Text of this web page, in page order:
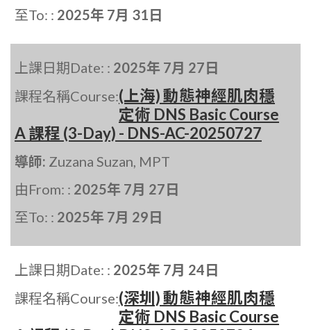
至To: : 2025年 7月 31日
上課日期Date: : 2025年 7月 27日
課程名稱Course:(上海) 動態神經肌肉穩
定術 DNS Basic Course
A 課程 (3-Day) - DNS-AC-20250727
導師: Zuzana Suzan, MPT
由From: : 2025年 7月 27日
至To: : 2025年 7月 29日
上課日期Date: : 2025年 7月 24日
課程名稱Course:(深圳) 動態神經肌肉穩
定術 DNS Basic Course